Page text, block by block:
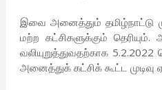
இவை அனைத்தும் தமிழ்நாட்டு
மற்ற கட்சிகளுக்கும்
வலியுறுத்துவதற்காக
அனைத்துக் கட்சிக் கூட்ட முடிவு